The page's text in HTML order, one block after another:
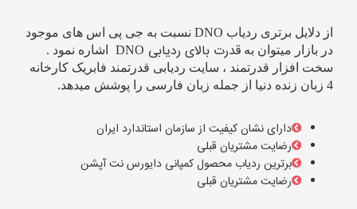
از دلایل برتری ردیاب DNO نسبت به جی پی اس های موجود
در بازار میتوان به قدرت بالای ردیابی DNO
اشاره نمود .
سخت افزار قدرتمند ، سایت ردیابی قدرتمند فابریک کارخانه
4 زبان زنده دنیا از جمله زبان فارسی را پوشش میدهد.
دارای نشان کیفیت از سازمان استاندارد ایران
رضایت مشتریان قبلی
برترین ردیاب محصول کمپانی دایورس نت آپشن
رضایت مشتریان قبلی